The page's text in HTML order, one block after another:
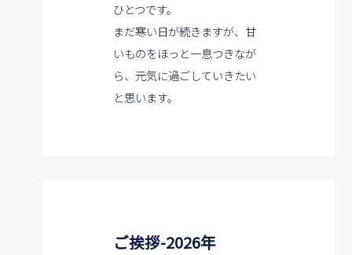
ひとつです。
まだ寒い日が続きますが、甘
いものをほっと一息つきなが
ら、 元気に過ごしていきたい
と思います。
ご挨拶-2026年